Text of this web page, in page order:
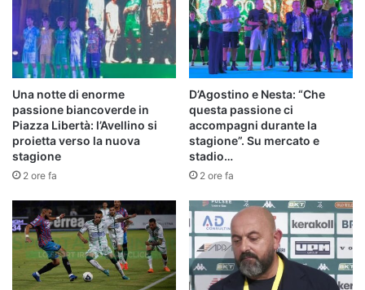
Una notte di enorme
passione biancoverde in
Piazza Libertà: l’Avellino si
proietta verso la nuova
stagione
2 ore fa
D’Agostino e Nesta: “Che
questa passione ci
accompagni durante la
stagione”. Su mercato e
stadio…
2 ore fa